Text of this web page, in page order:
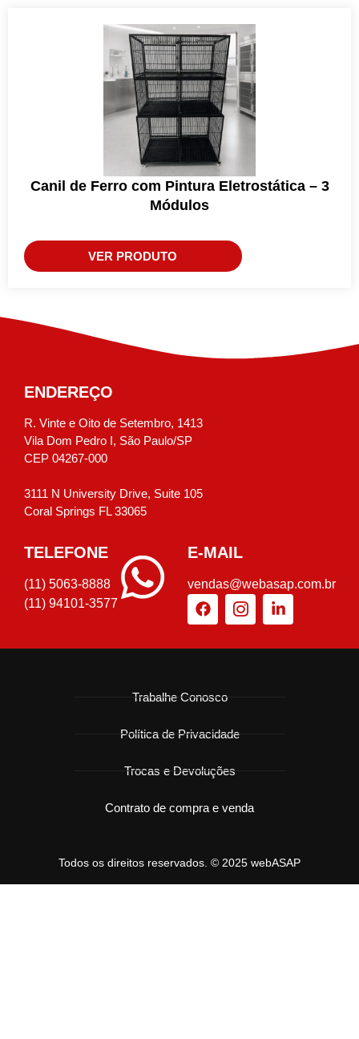
Canil de Ferro com Pintura Eletrostática – 3
Módulos
VER PRODUTO
ENDEREÇO
R. Vinte e Oito de Setembro, 1413
Vila Dom Pedro I, São Paulo/SP
CEP 04267-000
3111 N University Drive, Suite 105
Coral Springs FL 33065
TELEFONE
(11) 5063-8888
(11) 94101-3577
E-MAIL
vendas@webasap.com.br
Todos os direitos reservados. © 2025 webASAP
Trabalhe Conosco
Política de Privacidade
Trocas e Devoluções
Contrato de compra e venda